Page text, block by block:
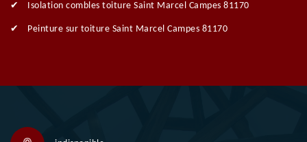
Isolation combles toiture Saint Marcel Campes 81170
Peinture sur toiture Saint Marcel Campes 81170